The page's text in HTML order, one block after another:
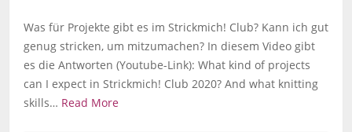
Was für Projekte gibt es im Strickmich! Club? Kann ich gut
genug stricken, um mitzumachen? In diesem Video gibt
es die Antworten (Youtube-Link): What kind of projects
can I expect in Strickmich! Club 2020? And what knitting
skills… Read More